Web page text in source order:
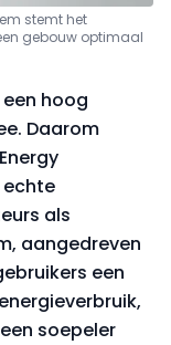
stemt het
gebouw optimaal
hoog
Daarom
echte
als
aangedreven
een
soepeler